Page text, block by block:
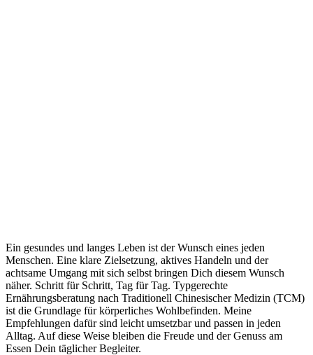
Ein gesundes und langes Leben ist der Wunsch eines jeden
Menschen. Eine klare Zielsetzung, aktives Handeln und der
achtsame Umgang mit sich selbst bringen Dich diesem Wunsch
näher. Schritt für Schritt, Tag für Tag. Typgerechte
Ernährungsberatung nach Traditionell Chinesischer Medizin (TCM)
ist die Grundlage für körperliches Wohlbefinden. Meine
Empfehlungen dafür sind leicht umsetzbar und passen in jeden
Alltag. Auf diese Weise bleiben die Freude und der Genuss am
Essen Dein täglicher Begleiter.